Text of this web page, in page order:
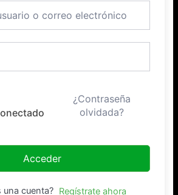
¿Contraseña
olvidada?
Acceder
una cuenta? Regístrate ahora